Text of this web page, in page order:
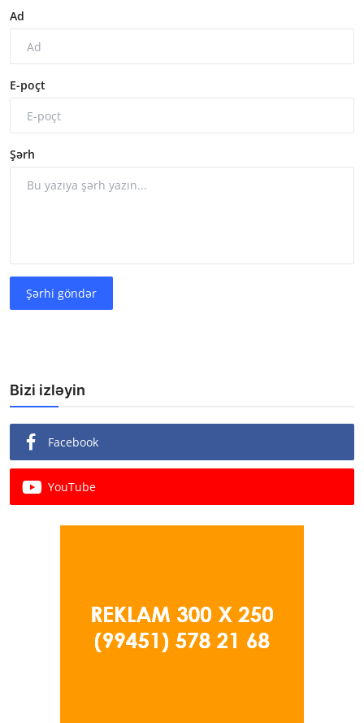
Ad
E-poçt
Şərh
Şərhi göndər
Bizi izləyin
Facebook
YouTube